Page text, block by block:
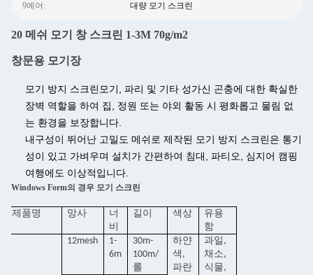
9예어: 대량 모기 스크린
20 메쉬 모기 창 스크린 1-3M 70g/m2
창문용 모기장
모기 방지 스크린 모기, 파리 및 기타 성가신 곤충에 대한 확실한
장벽 역할을 하여 집, 정원 또는 야외 활동 시 평화롭고 물림 없
는 환경을 보장합니다.
내구성이 뛰어난 고밀도 메쉬로 제작된 모기 방지 스크린은 통기
성이 있고 가벼우며 설치가 간편하여 침대, 파티오, 심지어 캠핑
여행에도 이상적입니다.
Windows Form의 경우 모기 스크린
제품명 망사
너
비
길이 색상
유용
함
12mesh
1-
6m
30m-
100m/
롤
하얀
색,
파란
과일,
채소,
식물,